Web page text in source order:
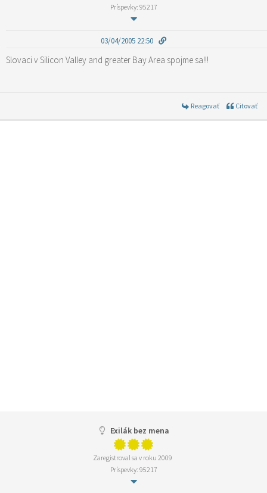
Príspevky: 95217
03/04/2005 22:50
Slovaci v Silicon Valley and greater Bay Area spojme sa!!!
Reagovať Citovať
Exilák bez mena
Zaregistroval sa v roku 2009
Príspevky: 95217